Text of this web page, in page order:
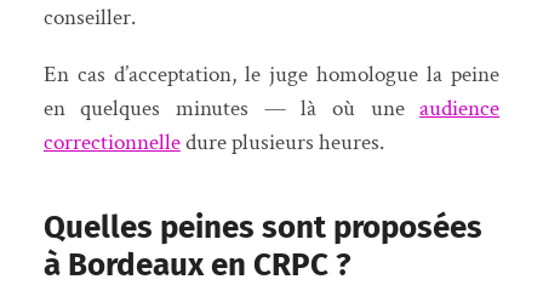
conseiller.
En cas d’acceptation, le juge homologue la peine
en quelques minutes — là où uneaudience
correctionnelledure plusieurs heures.
Quelles peines sont proposées
à Bordeaux en CRPC ?